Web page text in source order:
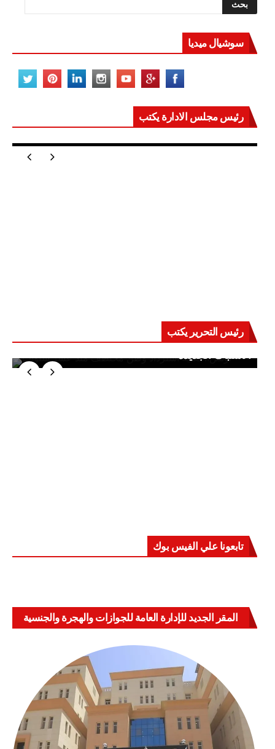
سوشيال ميديا
رئيس مجلس الادارة يكتب
مصر تعيد للعالم اتزانه
رئيس التحرير يكتب
حرب على العقول.. حادثة دمياط تكشف قواعد
تابعونا علي الفيس بوك
المقر الجديد للإدارة العامة للجوازات والهجرة والجنسية